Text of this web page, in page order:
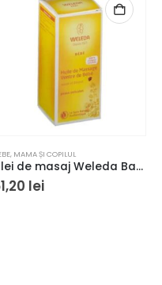
, MAMA ȘI COPILUL
Ulei de masaj Weleda Baby pentru burtica bebelușului, Bio, 50 ml
lei